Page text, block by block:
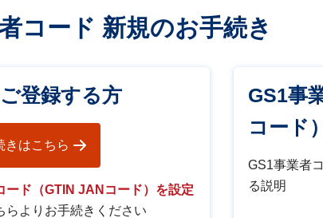
コード 新規のお手続き
登録する方
きはこちら
ード（GTIN JANコード）を設定
らよりお手続きください
GS1事
コード
GS1事業者
る説明